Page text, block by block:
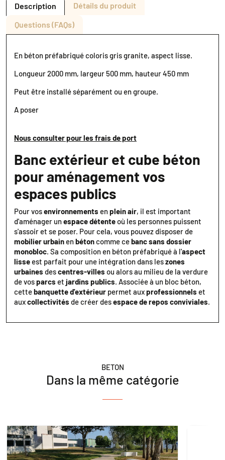
Description
Détails du produit
Questions (FAQs)
En béton préfabriqué coloris gris granite, aspect lisse.
Longueur 2000 mm, largeur 500 mm, hauteur 450 mm
Peut être installé séparément ou en groupe.
A poser
Nous consulter pour les frais de port
Banc extérieur et cube béton
pour aménagement vos
espaces publics
Pour vosenvironnements enplein air, il est important
d'aménager unespace détenteoù les personnes puissent
s'assoir et se poser. Pour cela, vous pouvez disposer de
mobilier urbainenbétoncomme cebanc sans dossier
monobloc. Sa composition en béton préfabriqué à l'aspect
lisseest parfait pour une intégration dans leszones
urbaines descentres-villes ou alors au milieu de la verdure
de vosparcs et jardins publics. Associée à un bloc béton,
cettebanquette d'extérieur permet auxprofessionnels et
auxcollectivités de créer desespace de repos conviviales.
BETON
Dans la même catégorie